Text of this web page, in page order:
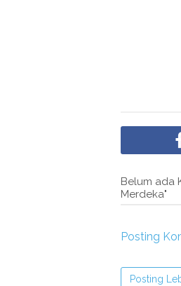
Belum ada
Merdeka"
Posting
Posting